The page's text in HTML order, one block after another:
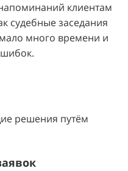
клиентам
судебные заседания
много времени и
решения путём